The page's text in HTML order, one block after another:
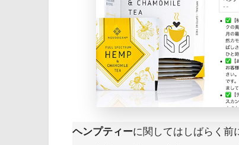
ヘンプティーに関してはしばらく前